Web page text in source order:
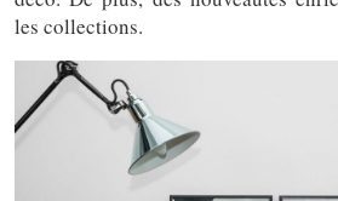
les collections.